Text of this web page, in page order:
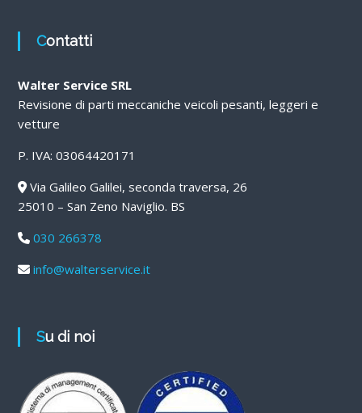
Contatti
Walter Service SRL
Revisione di parti meccaniche veicoli pesanti, leggeri e
vetture
P. IVA: 03064420171
Via Galileo Galilei, seconda traversa, 26
25010 – San Zeno Naviglio. BS
030 266378
info@walterservice.it
Su di noi